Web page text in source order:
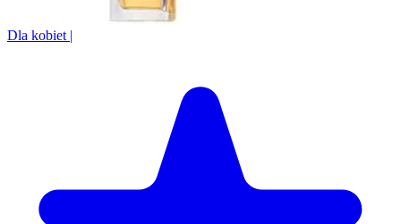
Dla kobiet |